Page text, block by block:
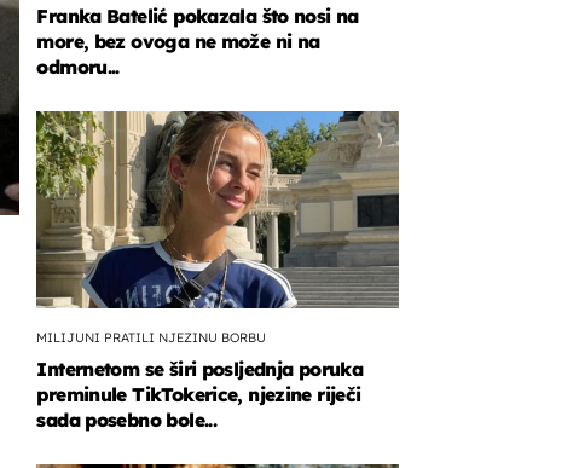
Franka Batelić pokazala što nosi na
more, bez ovoga ne može ni na
odmoru...
MILIJUNI PRATILI NJEZINU BORBU
Internetom se širi posljednja poruka
preminule TikTokerice, njezine riječi
sada posebno bole...